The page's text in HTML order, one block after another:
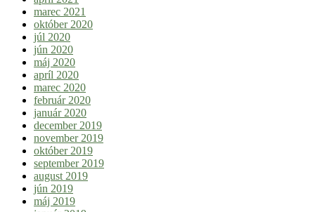
marec 2021
október 2020
júl 2020
jún 2020
máj 2020
apríl 2020
marec 2020
február 2020
január 2020
december 2019
november 2019
október 2019
september 2019
august 2019
jún 2019
máj 2019